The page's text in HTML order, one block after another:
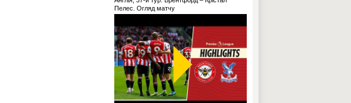
Пелес. Огляд матчу